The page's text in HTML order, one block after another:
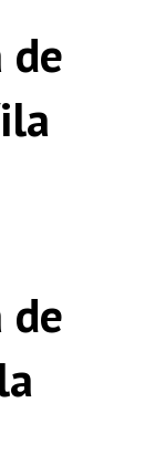
de
de